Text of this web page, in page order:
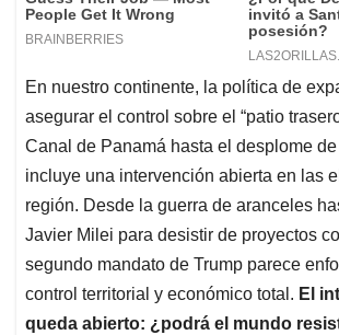
En nuestro continente, la política de
asegurar el control sobre el “patio
Canal de Panamá hasta el desplome
incluye una intervención abierta en las
región. Desde la guerra de aranceles
Javier Milei para desistir de proyectos
segundo mandato de Trump parece
control territorial y económico total. El
queda abierto: ¿podrá el mundo